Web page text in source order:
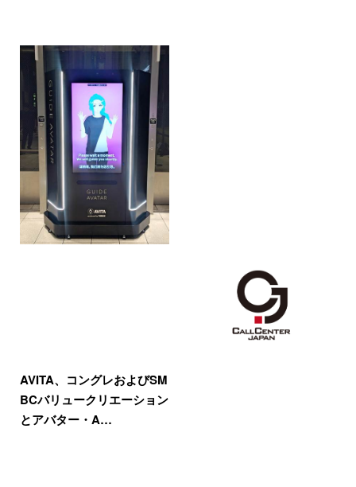
AVITA、コングレおよびSM
BCバリュークリエーション
とアバター・A…